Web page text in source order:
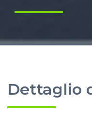
Dettaglio